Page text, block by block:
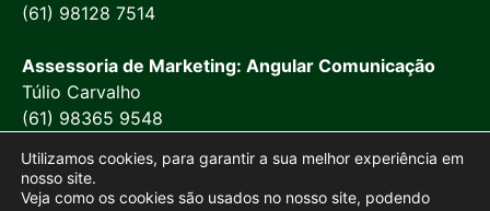
(61) 98128 7514
Assessoria de Marketing: Angular Comunicação
Túlio Carvalho
(61) 98365 9548
Utilizamos cookies, para garantir a sua melhor experiência em
nosso site.
Veja como os cookies são usados no nosso site, podendo